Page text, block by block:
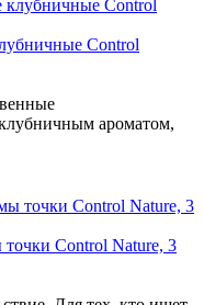
Control
ароматом,
Control Nature, 3